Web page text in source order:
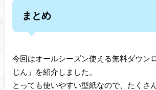
まとめ
今回はオールシーズン使える無料ダウン
じん」を紹介しました。
とっても使いやすい型紙なので、たくさ